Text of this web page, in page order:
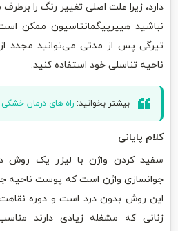
دارد، زیرا علت اصلی تغییر رنگ را
نباشید هیپرپیگمانتاسیون ممکن
تیرگی پس از مدتی می‌توانید مجدد
ناحیه تناسلی خود استفاده کنید.
بیشتر بخوانید: راه های درمان خشکی
کلام پایانی
سفید کردن واژن با لیزر یک روش
جوانسازی واژن است که پوست ناحیه
این روش بدون درد است و دوره نقاهت
زنانی که مشغله زیادی دارند